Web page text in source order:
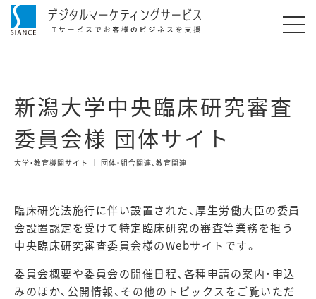
新潟大学中央臨床研究審査
委員会様 団体サイト
大学・教育機関サイト 団体・組合関連、教育関連
臨床研究法施行に伴い設置された、厚生労働大臣の委員
会設置認定を受けて特定臨床研究の審査等業務を担う
中央臨床研究審査委員会様のWebサイトです。
委員会概要や委員会の開催日程、各種申請の案内・申込
みのほか、公開情報、その他のトピックスをご覧いただ